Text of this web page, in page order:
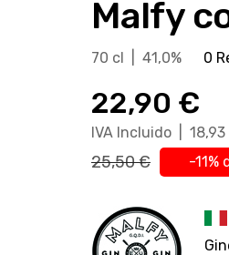
Malfy
70 cl | 41,0% 0
22,90 €
IVA Incluido |
25,50 € -11%